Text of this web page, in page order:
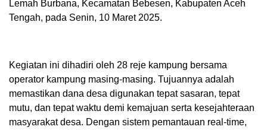
Lemah Burbana, Kecamatan Bebesen, Kabupaten Aceh
Tengah, pada Senin, 10 Maret 2025.
Kegiatan ini dihadiri oleh 28 reje kampung bersama
operator kampung masing-masing. Tujuannya adalah
memastikan dana desa digunakan tepat sasaran, tepat
mutu, dan tepat waktu demi kemajuan serta kesejahteraan
masyarakat desa. Dengan sistem pemantauan real-time,